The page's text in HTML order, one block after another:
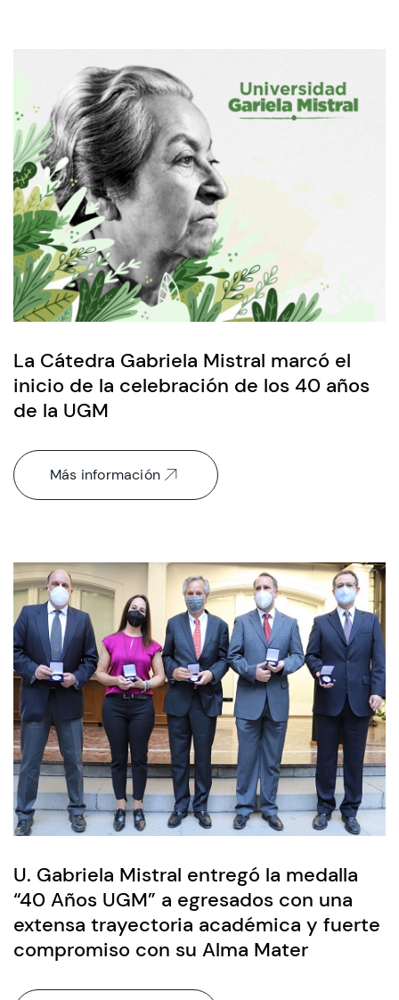
La Cátedra Gabriela Mistral marcó el
inicio de la celebración de los 40 años
de la UGM
Más información
U. Gabriela Mistral entregó la medalla
“40 Años UGM” a egresados con una
extensa trayectoria académica y fuerte
compromiso con su Alma Mater